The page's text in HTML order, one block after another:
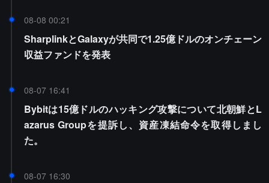
08-08 00:21
SharplinkとGalaxyが共同で1.25億ドルのオンチェーン
収益ファンドを発表
08-07 16:41
Bybitは15億ドルのハッキング攻撃について北朝鮮とL
azarus Groupを提訴し、資産凍結命令を取得しまし
た。
08-07 16:30